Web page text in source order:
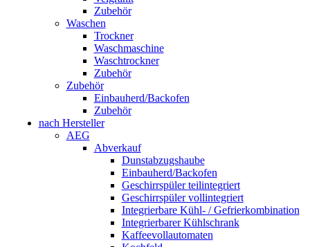
Zubehör
Waschen
Trockner
Waschmaschine
Waschtrockner
Zubehör
Zubehör
Einbauherd/Backofen
Zubehör
nach Hersteller
AEG
Abverkauf
Dunstabzugshaube
Einbauherd/Backofen
Geschirrspüler teilintegriert
Geschirrspüler vollintegriert
Integrierbare Kühl- / Gefrierkombination
Integrierbarer Kühlschrank
Kaffeevollautomaten